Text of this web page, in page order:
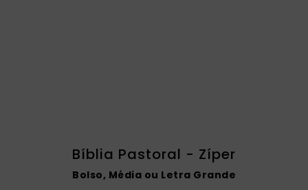
Bíblia Pastoral - Zíper
Bolso, Média ou Letra Grande